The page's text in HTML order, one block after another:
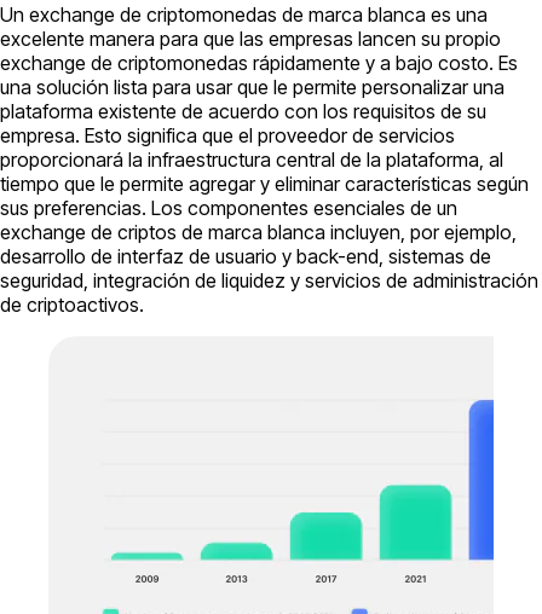
Un exchange de criptomonedas de marca blanca es una
excelente manera para que las empresas lancen su propio
exchange de criptomonedas rápidamente y a bajo costo. Es
una solución lista para usar que le permite personalizar una
plataforma existente de acuerdo con los requisitos de su
empresa. Esto significa que el proveedor de servicios
proporcionará la infraestructura central de la plataforma, al
tiempo que le permite agregar y eliminar características según
sus preferencias. Los componentes esenciales de un
exchange de criptos de marca blanca incluyen, por ejemplo,
desarrollo de interfaz de usuario y back-end, sistemas de
seguridad, integración de liquidez y servicios de administración
de criptoactivos.